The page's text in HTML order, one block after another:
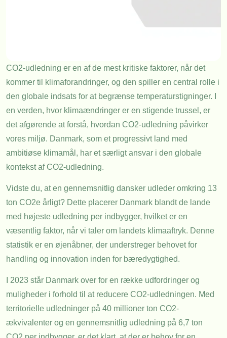
CO2-udledning er en af de mest kritiske faktorer, når det
kommer til klimaforandringer, og den spiller en central rolle i
den globale indsats for at begrænse temperaturstigninger. I
en verden, hvor klimaændringer er en stigende trussel, er
det afgørende at forstå, hvordan CO2-udledning påvirker
vores miljø. Danmark, som et progressivt land med
ambitiøse klimamål, har et særligt ansvar i den globale
kontekst af CO2-udledning.
Vidste du, at en gennemsnitlig dansker udleder omkring 13
ton CO2e årligt? Dette placerer Danmark blandt de lande
med højeste udledning per indbygger, hvilket er en
væsentlig faktor, når vi taler om landets klimaaftryk. Denne
statistik er en øjenåbner, der understreger behovet for
handling og innovation inden for bæredygtighed.
I 2023 står Danmark over for en række udfordringer og
muligheder i forhold til at reducere CO2-udledningen. Med
territorielle udledninger på 40 millioner ton CO2-
ækvivalenter og en gennemsnitlig udledning på 6,7 ton